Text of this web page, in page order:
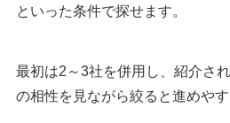
といった条件で探せます。
最初は2～3社を併用し、紹介さ
の相性を見ながら絞ると進めやす